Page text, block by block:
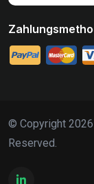
© Copyright 2026
Reserved.